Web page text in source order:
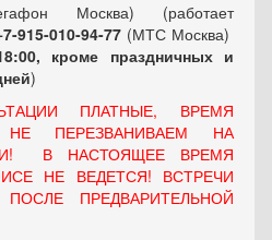
Москва) (работает
915-010-94-77 (МТС Москва)
кроме праздничных и
)
ПЛАТНЫЕ, ВРЕМЯ
ПЕРЕЗВАНИВАЕМ НА
В НАСТОЯЩЕЕ ВРЕМЯ
НЕ ВЕДЕТСЯ! ВСТРЕЧИ
ПРЕДВАРИТЕЛЬНОЙ